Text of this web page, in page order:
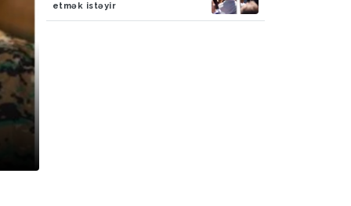
etmək istəyir